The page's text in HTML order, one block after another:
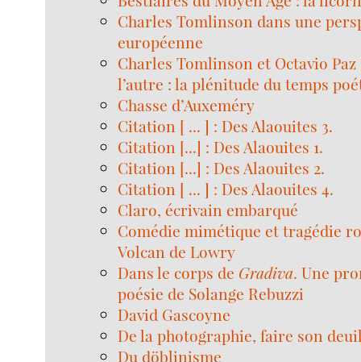
Charles Tomlinson dans une
européenne
Charles Tomlinson et Octavio
l’autre : la plénitude du temps
Chasse d’Auxeméry
Citation [ ... ] : Des Alaouites 3.
Citation [...] : Des Alaouites 1.
Citation [...] : Des Alaouites 2.
Citation [ ... ] : Des Alaouites 4.
Claro, écrivain embarqué
Comédie mimétique et tragédie
Volcan de Lowry
Dans le corps de Gradiva. Une
poésie de Solange Rebuzzi
David Gascoyne
De la photographie, faire son
Du döblinisme